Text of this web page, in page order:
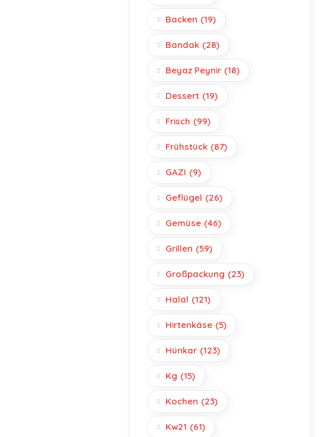
Backen (19)
Bandak (28)
Beyaz Peynir (18)
Dessert (19)
Frisch (99)
Frühstück (87)
GAZI (9)
Geflügel (26)
Gemüse (46)
Grillen (59)
Großpackung (23)
Halal (121)
Hirtenkäse (5)
Hünkar (123)
Kg (15)
Kochen (23)
Kw21 (61)